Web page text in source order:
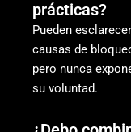
prácticas?
Pueden
causas de
pero nunca
su voluntad.